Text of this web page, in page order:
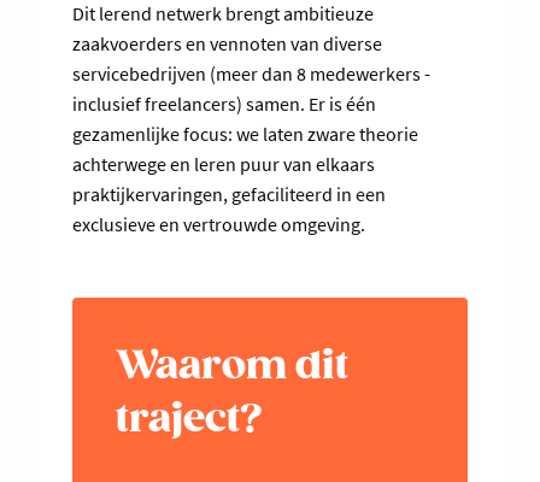
Dit lerend netwerk brengt ambitieuze
zaakvoerders en vennoten van diverse
servicebedrijven (meer dan 8 medewerkers -
inclusief freelancers) samen. Er is één
gezamenlijke focus: we laten zware theorie
achterwege en leren puur van elkaars
praktijkervaringen, gefaciliteerd in een
exclusieve en vertrouwde omgeving.
Waarom dit
traject?